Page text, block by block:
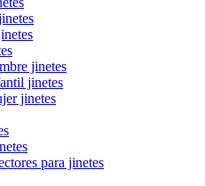
jinetes
jinetes
jinetes
para jinetes